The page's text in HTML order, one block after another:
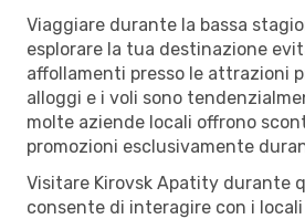
Viaggiare durante la bassa
esplorare la tua destinazione
affollamenti presso le attrazioni
alloggi e i voli sono
molte aziende locali offrono
promozioni esclusivamente
Visitare Kirovsk Apatity durante
consente di interagire con i locali